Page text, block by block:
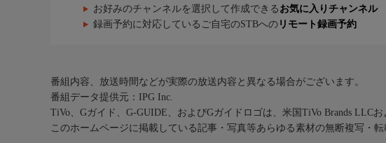
お好みのチャンネルを選択して作成できる お気に入りチャンネル
録画予約に対応しているご自宅のSTBへの リモート録画予約
番組内容、放送時間などが実際の放送内容と異なる場合がございます。
番組データ提供元：IPG Inc.
TiVo、Gガイド、G-GUIDE、およびGガイドロゴは、米国TiVo Brands LLC
このホームページに掲載している記事・写真等あらゆる素材の無断複写・転